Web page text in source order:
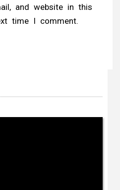
and website in this
time I comment.